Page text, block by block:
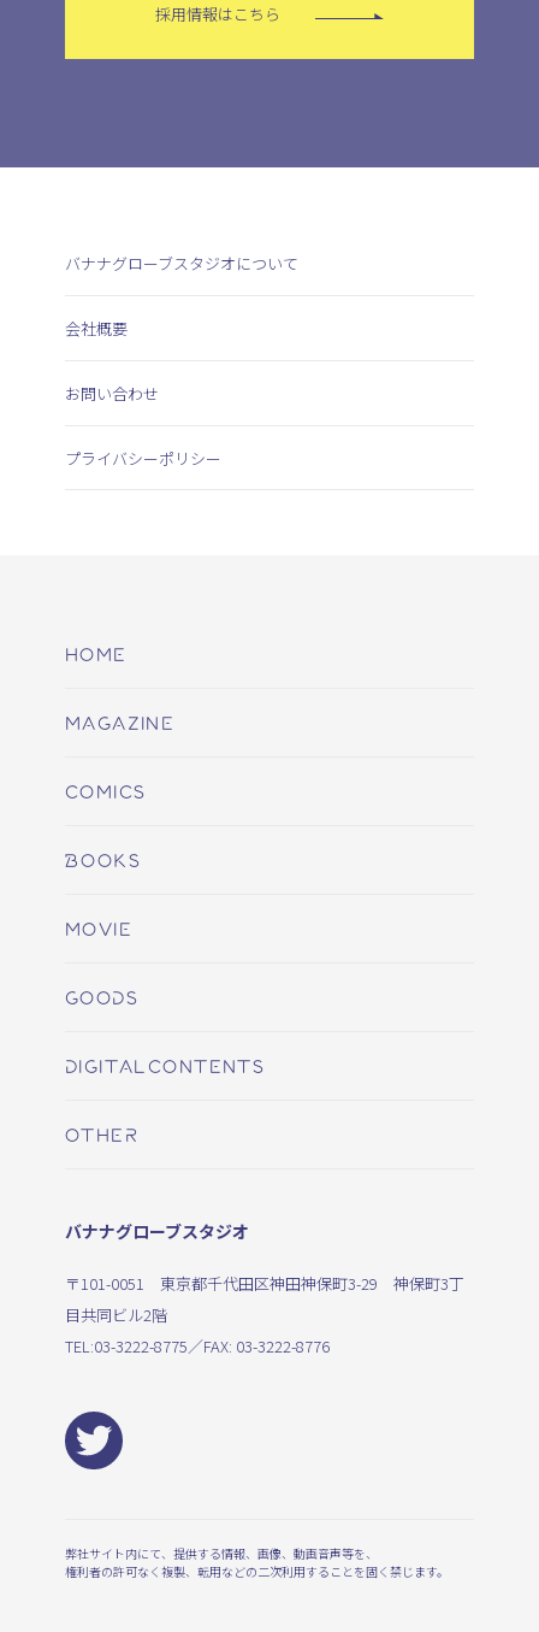
採用情報はこちら
バナナグローブスタジオについて
会社概要
お問い合わせ
プライバシーポリシー
HOME
MAGAZINE
COMICS
BOOKS
MOVIE
GOODS
DIGITALCONTENTS
OTHER
バナナグローブスタジオ
〒101-0051 東京都千代田区神田神保町3-29 神保町3丁
目共同ビル2階
TEL:03-3222-8775／FAX: 03-3222-8776
弊社サイト内にて、提供する情報、画像、動画音声等を、
権利者の許可なく複製、転用などの二次利用することを固く禁じます。